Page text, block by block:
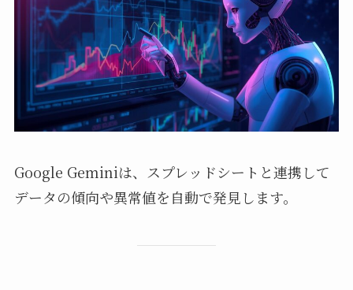
Google Geminiは、スプレッドシートと連携して
データの傾向や異常値を自動で発見します。